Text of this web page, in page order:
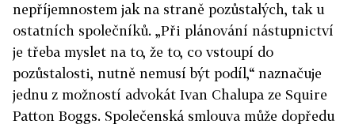
nepříjemnostem jak na straně pozůstalých, tak u
ostatních společníků. „Při plánování nástupnictví
je třeba myslet na to, že to, co vstoupí do
pozůstalosti, nutně nemusí být podíl,“ naznačuje
jednu z možností advokát Ivan Chalupa ze Squire
Patton Boggs. Společenská smlouva může dopředu